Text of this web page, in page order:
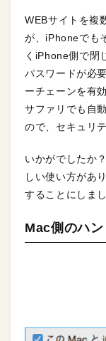
WEBサイトを複
が、iPhoneでも
くiPhone側で閉
パスワードが必
ーチェーンを有
サファリでも自
ので、セキュリ
いかがでしたか
しい使い方があ
することにしまし
Mac側のハ